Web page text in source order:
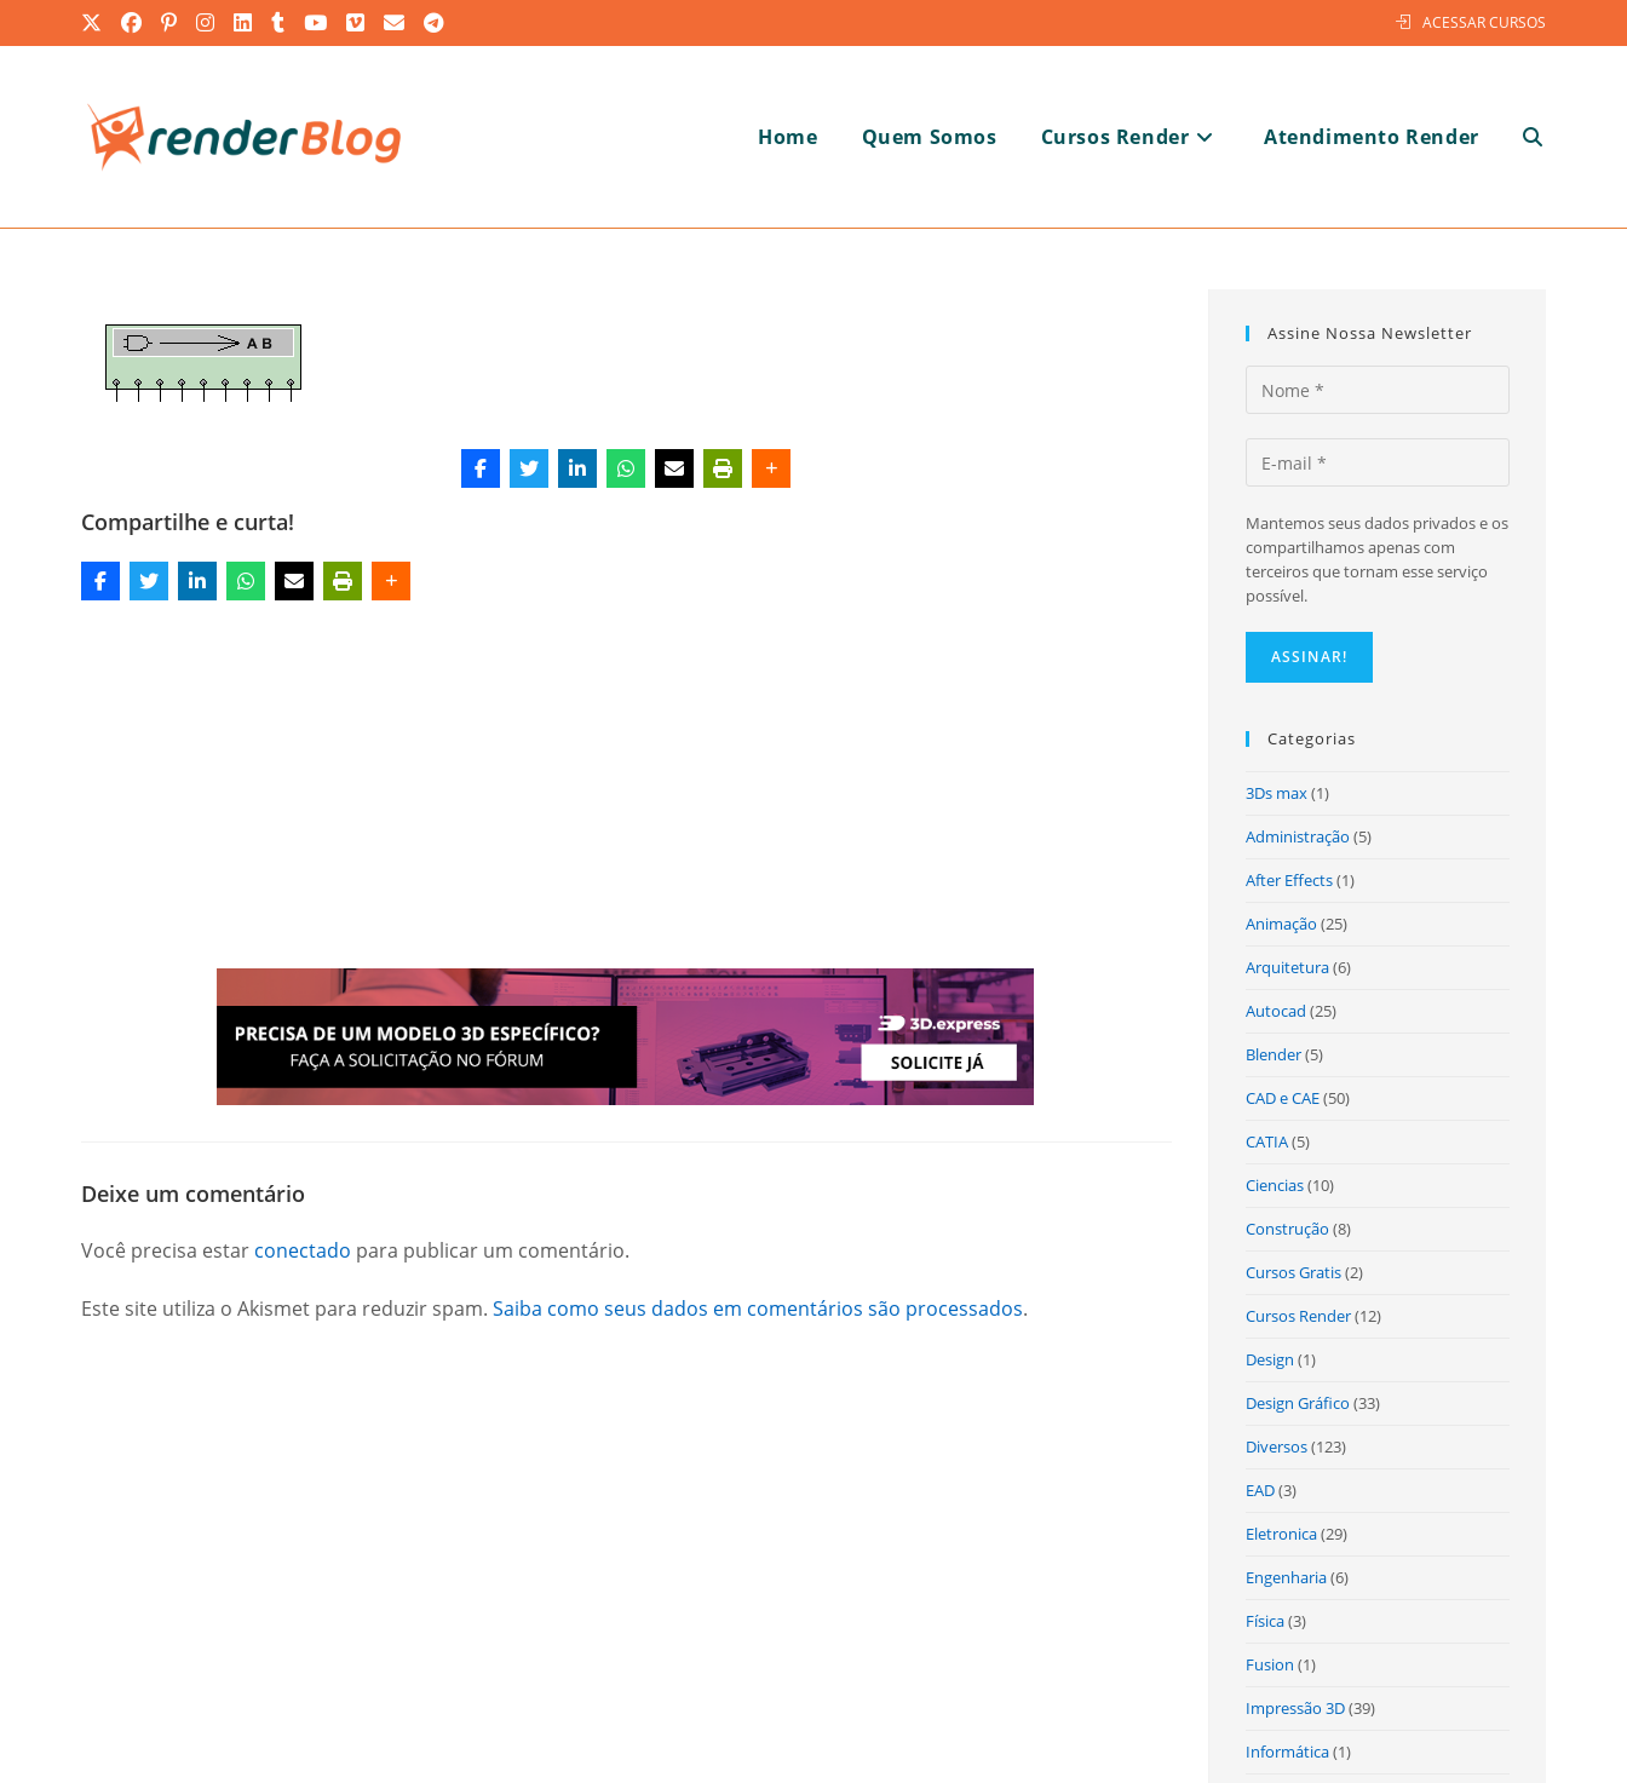
para
ACESSAR CURSOS
Home Quem Somos Cursos Render Atendimento Render Alternar
Compartilhe e curta!
Deixe um comentário
Você precisa estar conectado para publicar um comentário.
Este site utiliza o Akismet para reduzir spam.Saiba como seus dados em comentários são processados.
Assine Nossa Newsletter
Mantemos seus dados privados e os
compartilhamos apenas com
terceiros que tornam esse serviço
possível.
Categorias
3Ds max(1)
Administração (5)
After Effects(1)
Animação (25)
Arquitetura(6)
Autocad (25)
Blender(5)
CAD e CAE(50)
CATIA(5)
Ciencias(10)
Construção (8)
Cursos Gratis(2)
Cursos Render(12)
Design (1)
Design Gráfico (33)
Diversos(123)
EAD(3)
Eletronica(29)
Engenharia(6)
Física(3)
Fusion (1)
Impressão 3D(39)
Informática(1)